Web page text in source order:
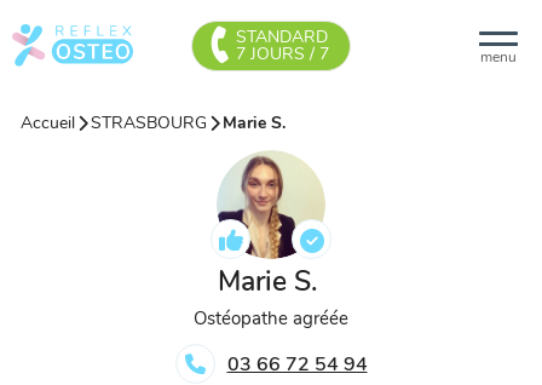
menu
STANDARD
7 JOURS / 7
Accueil STRASBOURG Marie S.
Marie S.
Ostéopathe agréée
03 66 72 54 94